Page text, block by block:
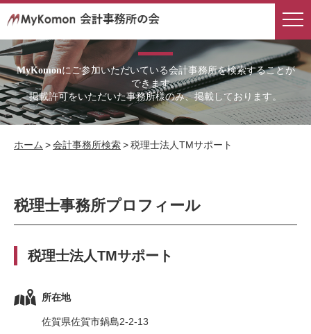
MyKomonにご参加いただいている会計事務所を検索することが
できます。
掲載許可をいただいた事務所様のみ、掲載しております。
ホーム >会計事務所検索>税理士法人TMサポート
税理士事務所プロフィール
税理士法人TMサポート
所在地
佐賀県佐賀市鍋島2-2-13